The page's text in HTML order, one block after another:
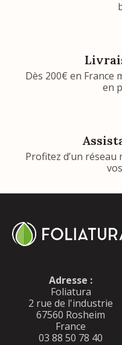
Dès 200€ en France
en
Profitez d’un
Adresse :
Foliatura
2 rue de l'industrie
67560 Rosheim
France
03 88 50 78 40